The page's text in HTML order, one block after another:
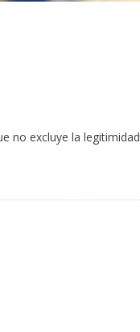
no excluye la legitimidad